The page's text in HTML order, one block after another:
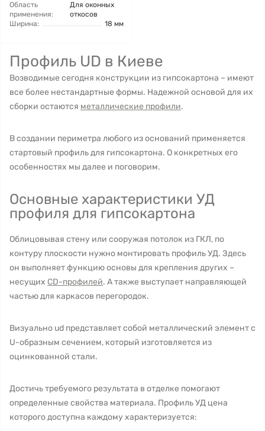
Область
применения:
Для оконных
откосов
Ширина:
18 мм
Профиль UD в Киеве
Возводимые сегодня конструкции из гипсокартона – имеют
все более нестандартные формы. Надежной основой для их
сборки остаются металлические профили.
В создании периметра любого из оснований применяется
стартовый профиль для гипсокартона. О конкретных его
особенностях мы далее и поговорим.
Основные характеристики УД
профиля для гипсокартона
Облицовывая стену или сооружая потолок из ГКЛ, по
контуру плоскости нужно монтировать профиль УД. Здесь
он выполняет функцию основы для крепления других –
несущих CD-профилей. А также выступает направляющей
частью для каркасов перегородок.
Визуально ud представляет собой металлический элемент с
U-образным сечением, который изготовляется из
оцинкованной стали.
Достичь требуемого результата в отделке помогают
определенные свойства материала. Профиль УД цена
которого доступна каждому характеризуется: